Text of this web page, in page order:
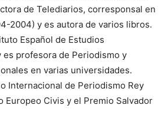
de Telediarios, corresponsal en
2004) y es autora de varios libros.
Español de Estudios
es profesora de Periodismo y
en varias universidades.
Internacional de Periodismo Rey
Europeo Civis y el Premio Salvador